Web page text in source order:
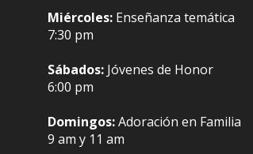
Miércoles: Enseñanza temática
7:30 pm
Sábados: Jóvenes de Honor
6:00 pm
Domingos:Adoración en Familia
9 am y 11 am